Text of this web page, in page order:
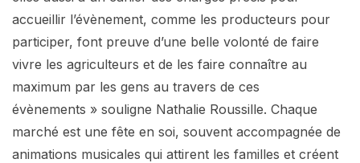
accueillir l’évènement, comme les producteurs pour
participer, font preuve d’une belle volonté de faire
vivre les agriculteurs et de les faire connaître au
maximum par les gens au travers de ces
évènements » souligne Nathalie Roussille. Chaque
marché est une fête en soi, souvent accompagnée de
animations musicales qui attirent les familles et créent